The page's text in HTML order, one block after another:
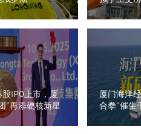
IPO上市，厦
”再添硬核新星
厦门海洋
合拳”催生
头名单曝光